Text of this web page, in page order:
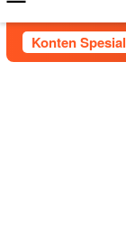
Mobile
Konten Spesial